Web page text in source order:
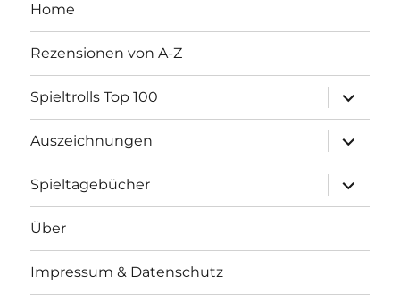
Home
Rezensionen von A-Z
Spieltrolls Top 100
öffnen
Auszeichnungen
öffnen
Spieltagebücher
öffnen
Über
Impressum & Datenschutz